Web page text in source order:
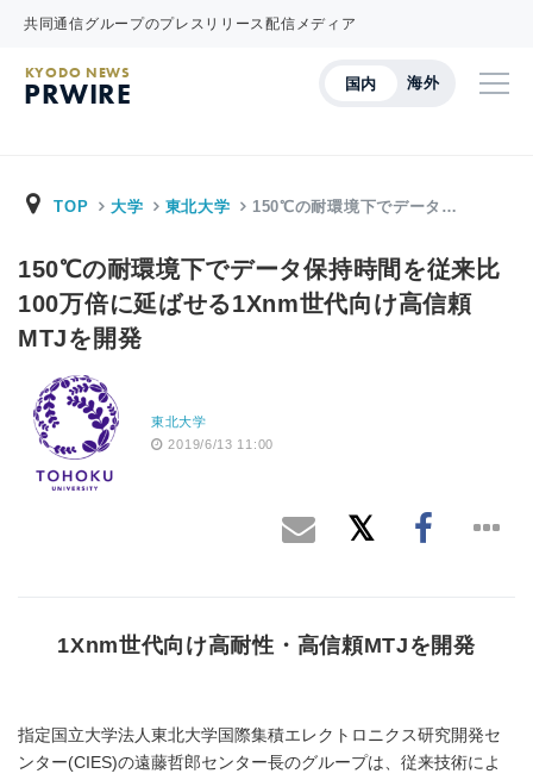
共同通信グループのプレスリリース配信メディア
国内 海外
KYODO NEWS
PRWIRE
TOP 大学 東北大学 150℃の耐環境下でデータ…
150℃の耐環境下でデータ保持時間を従来比
100万倍に延ばせる1Xnm世代向け高信頼
MTJを開発
東北大学
2019/6/13 11:00
1Xnm世代向け高耐性・高信頼MTJを開発
指定国立大学法人東北大学国際集積エレクトロニクス研究開発セ
ンター(CIES)の遠藤哲郎センター長のグループは、従来技術によ